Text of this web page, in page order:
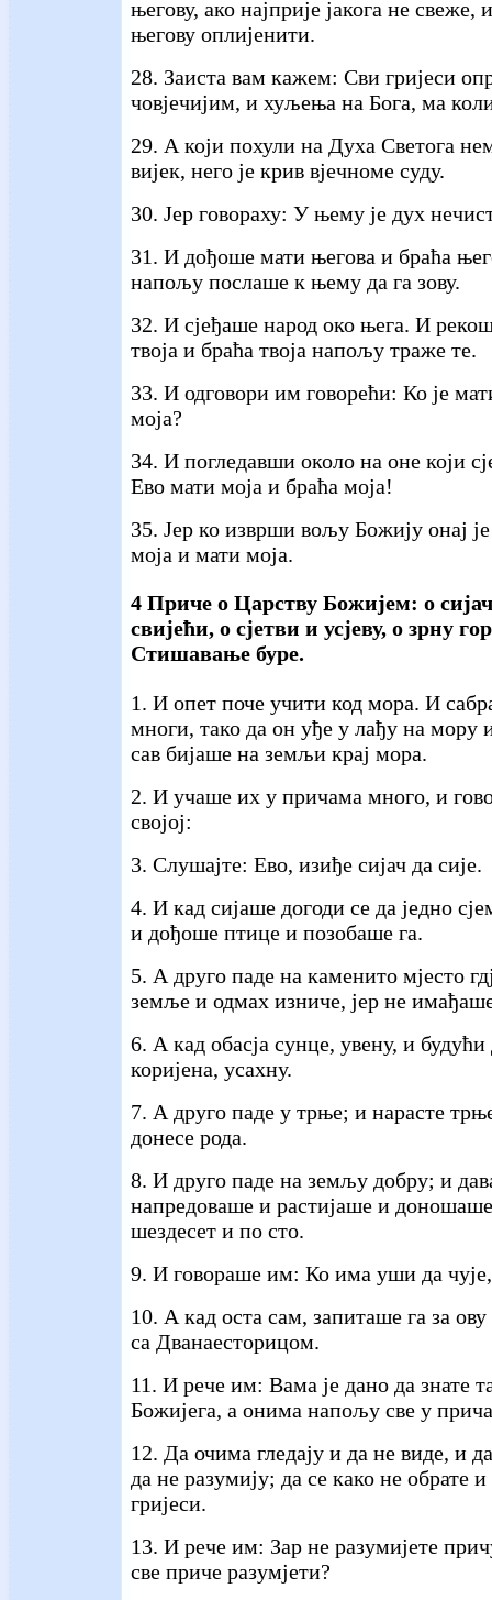
његову, ако најприје јакога не свеже,
његову оплијенити.
28. Заиста вам кажем: Сви гријеси
човјечијим, и хуљења на Бога, ма
29. А који похули на Духа Светога
вијек, него је крив вјечноме суду.
30. Јер говораху: У њему је дух
31. И дођоше мати његова и браћа
напољу послаше к њему да га зову.
32. И сјеђаше народ око њега. И
твоја и браћа твоја напољу траже те.
33. И одговори им говорећи: Ко је
моја?
34. И погледавши около на оне који
Ево мати моја и браћа моја!
35. Јер ко изврши вољу Божију онај
моја и мати моја.
4 Приче о Царству Божијем: о
свијећи, о сјетви и усјеву, о зрну
Стишавање буре.
1. И опет поче учити код мора. И
многи, тако да он уђе у лађу на мору
сав бијаше на земљи крај мора.
2. И учаше их у причама много, и
својој:
3. Слушајте: Ево, изиђе сијач да сије.
4. И кад сијаше догоди се да једно
и дођоше птице и позобаше га.
5. А друго паде на каменито мјесто
земље и одмах изниче, јер не
6. А кад обасја сунце, увену, и
коријена, усахну.
7. А друго паде у трње; и нарасте
донесе рода.
8. И друго паде на земљу добру; и
напредоваше и растијаше и
шездесет и по сто.
9. И говораше им: Ко има уши да чује,
10. А кад оста сам, запиташе га за
са Дванаесторицом.
11. И рече им: Вама је дано да знате
Божијега, а онима напољу све у
12. Да очима гледају и да не виде, и
да не разумију; да се како не обрате
гријеси.
13. И рече им: Зар не разумијете
све приче разумјети?